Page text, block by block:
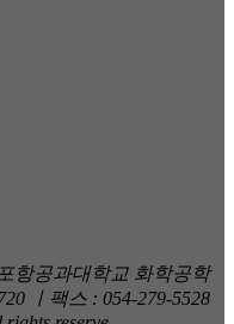
항공과대학교 화학공학
ㅣ팩스 : 054-279-5528